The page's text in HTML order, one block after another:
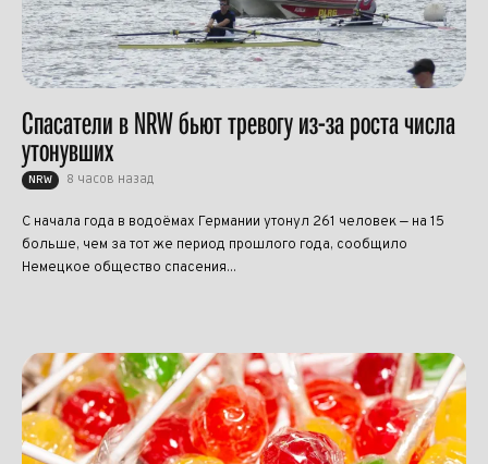
Спасатели в NRW бьют тревогу из-за роста числа
утонувших
NRW 8 часов назад
С начала года в водоёмах Германии утонул 261 человек — на 15
больше, чем за тот же период прошлого года, сообщило
Немецкое общество спасения...